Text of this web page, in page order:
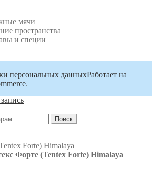
мячи
пространства
и специи
персональных данныхРаботает на
.
Поиск
Форте (Tentex Forte) Himalaya